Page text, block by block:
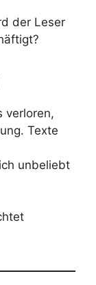
der Leser
verloren,
Texte
unbeliebt